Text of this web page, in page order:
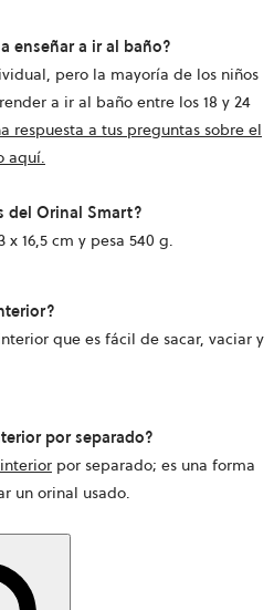
enseñar a ir al baño?
pero la mayoría de los niños
a ir al baño entre los 18 y 24
respuesta a tus preguntas sobre el
aquí.
del Orinal Smart?
16,5 cm y pesa 540 g.
que es fácil de sacar, vaciar y
por separado?
por separado; es una forma
un orinal usado.